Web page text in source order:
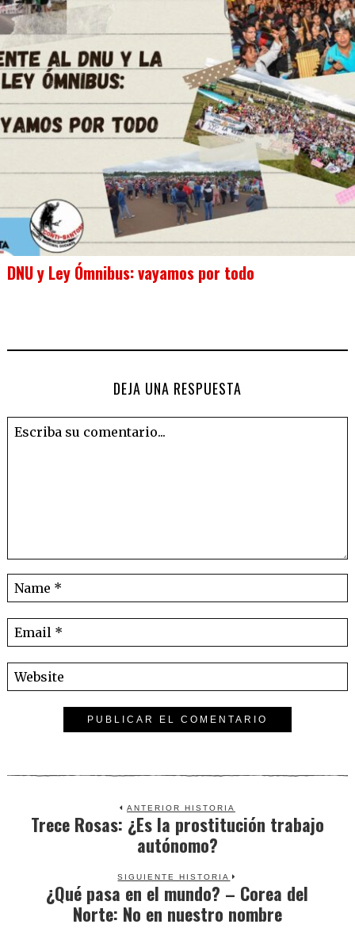
DNU y Ley Ómnibus: vayamos por todo
DEJA UNA RESPUESTA
ANTERIOR HISTORIA
Previous
post:
Trece Rosas: ¿Es la prostitución trabajo
autónomo?
SIGUIENTE HISTORIA
Next
post:
¿Qué pasa en el mundo? – Corea del
Norte: No en nuestro nombre